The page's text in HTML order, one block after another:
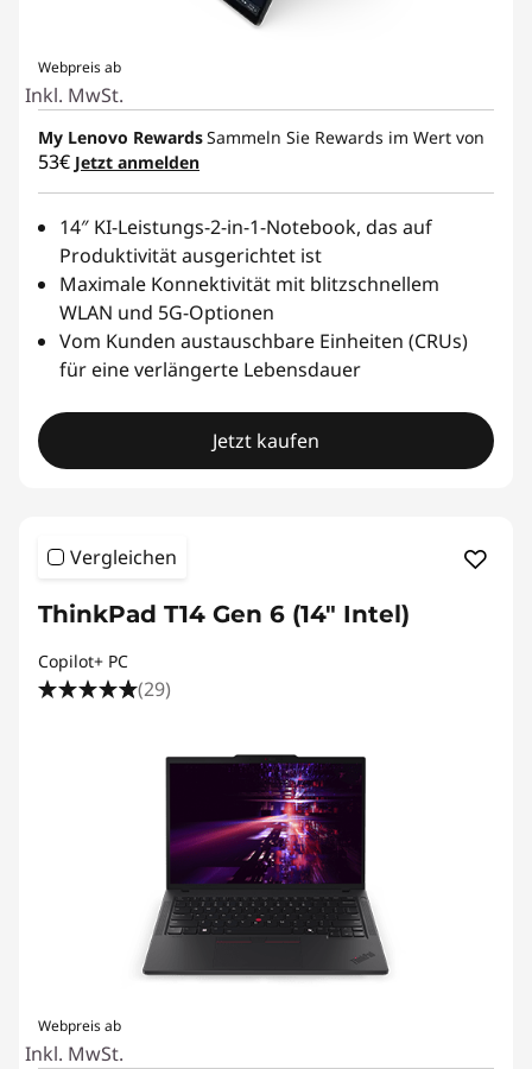
Webpreis ab
Inkl. MwSt.
My Lenovo RewardsSammeln Sie Rewards im Wert von
53€ Jetzt anmelden
14″ KI-Leistungs-2-in-1-Notebook, das auf
Produktivität ausgerichtet ist
Maximale Konnektivität mit blitzschnellem
WLAN und 5G-Optionen
Vom Kunden austauschbare Einheiten (CRUs)
für eine verlängerte Lebensdauer
Jetzt kaufen
Vergleichen
ThinkPad T14 Gen 6 (14" Intel)
Copilot+ PC
(29)
Webpreis ab
Inkl. MwSt.